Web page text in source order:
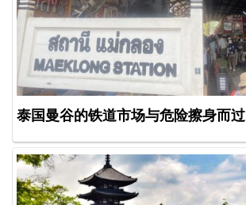
泰国曼谷的铁道市场与危险擦身而过